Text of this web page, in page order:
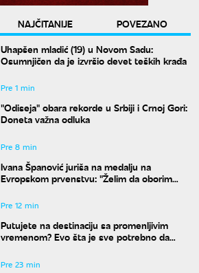
NAJČITANIJE
POVEZANO
Uhapšen mladić (19) u Novom Sadu:
Osumnjičen da je izvršio devet teških krađa
Pre 1 min
"Odiseja" obara rekorde u Srbiji i Crnoj Gori:
Doneta važna odluka
Pre 8 min
Ivana Španović juriša na medalju na
Evropskom prvenstvu: "Želim da oborim
Pre 12 min
Putujete na destinaciju sa promenljivim
vremenom? Evo šta je sve potrebno da
Pre 23 min